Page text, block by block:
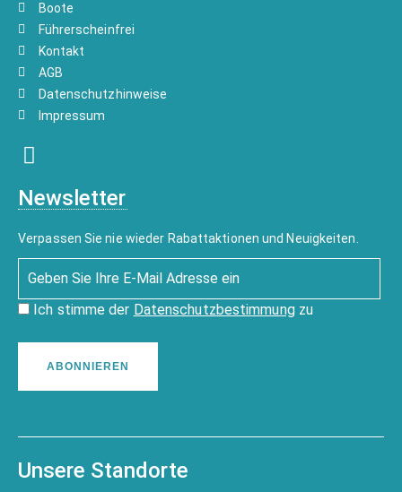
Boote
Führerscheinfrei
Kontakt
AGB
Datenschutzhinweise
Impressum
Newsletter
Verpassen Sie nie wieder Rabattaktionen und Neuigkeiten.
Ich stimme der Datenschutzbestimmungzu
ABONNIEREN
Unsere Standorte